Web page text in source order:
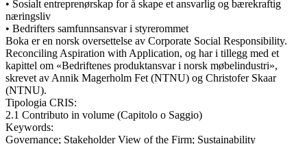
• Sosialt entreprenørskap for å skape et ansvarlig og bærekraftig
næringsliv
• Bedrifters samfunnsansvar i styrerommet
Boka er en norsk oversettelse av Corporate Social Responsibility.
Reconciling Aspiration with Application, og har i tillegg med et
kapittel om «Bedriftenes produktansvar i norsk møbelindustri»,
skrevet av Annik Magerholm Fet (NTNU) og Christofer Skaar
(NTNU).
Tipologia CRIS:
2.1 Contributo in volume (Capitolo o Saggio)
Keywords:
Governance; Stakeholder View of the Firm; Sustainability